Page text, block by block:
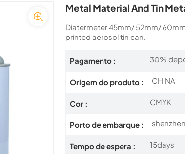
Metal Material And Tin
Diatermeter 45mm/ 52mm/
printed aerosol tin can.
Pagamento : 30%
Origem do produto : CHINA
Cor : CMYK
Porto de embarque : shenzhen
Tempo de espera : 15days